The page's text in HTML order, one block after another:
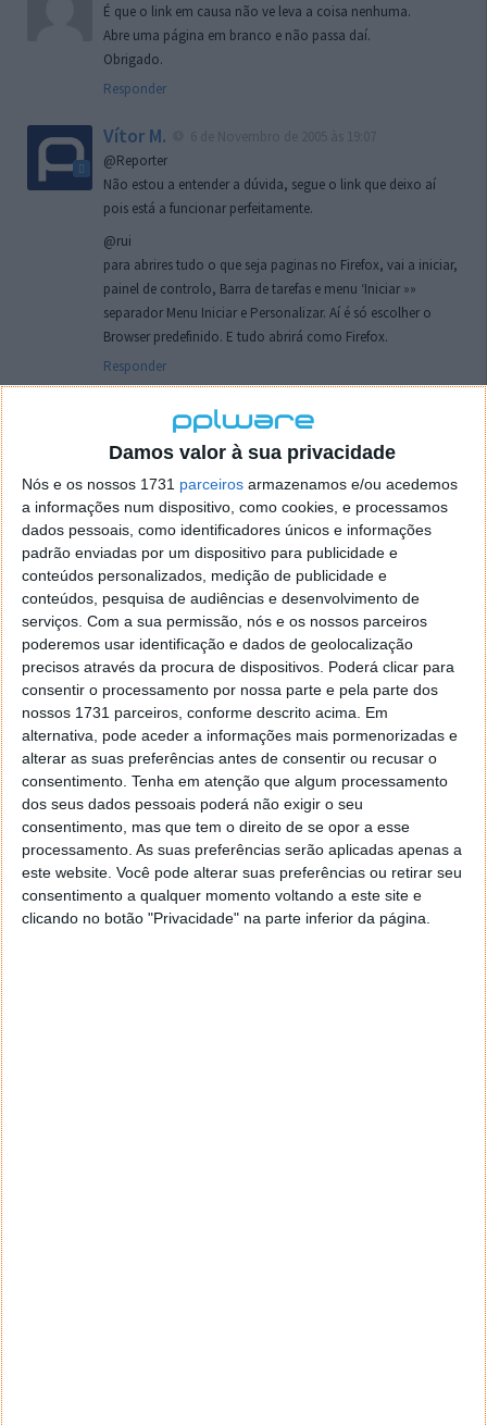
Damos valor à sua privacidade
Nós e os nossos 1731 parceiros armazenamos e/ou acedemos
a informações num dispositivo, como cookies, e processamos
dados pessoais, como identificadores únicos e informações
padrão enviadas por um dispositivo para publicidade e
conteúdos personalizados, medição de publicidade e
conteúdos, pesquisa de audiências e desenvolvimento de
serviços. Com a sua permissão, nós e os nossos parceiros
poderemos usar identificação e dados de geolocalização
precisos através da procura de dispositivos. Poderá clicar para
consentir o processamento por nossa parte e pela parte dos
nossos 1731 parceiros, conforme descrito acima. Em
alternativa, pode aceder a informações mais pormenorizadas e
alterar as suas preferências antes de consentir ou recusar o
consentimento. Tenha em atenção que algum processamento
dos seus dados pessoais poderá não exigir o seu
consentimento, mas que tem o direito de se opor a esse
processamento. As suas preferências serão aplicadas apenas a
este website. Você pode alterar suas preferências ou retirar seu
consentimento a qualquer momento voltando a este site e
clicando no botão "Privacidade" na parte inferior da página.
É que o link em causa não ve leva a coisa nenhuma.
Abre uma página em branco e não passa daí.
Obrigado.
Responder
Vítor M.
@Reporter
Não estou a entender a dúvida, segue o link que deixo aí
pois está a funcionar perfeitamente.
@rui
para abrires tudo o que seja paginas no Firefox, vai a iniciar,
painel de controlo, Barra de tarefas e menu ‘Iniciar »»
separador Menu Iniciar e Personalizar. Aí é só escolher o
Browser predefinido. E tudo abrirá como Firefox.
Responder
7 de Novembro de 2005 às 02:26
Boas outra vez. Desculpa tar te a chatear mas na
localizaçao referida n se encontra la nada k me permita por
o firefox como browser predefenido
Ja percorri o painel
de control tudo e nada. Tou a comecar a desesperar, ate ja
tentei apagar o explorer na tentativa de forçar o uso do
firefox mas em vao. Kaso te lembres de outra dica fico
agradecido, caso contrario obrigado a mesma
Responder
Vítor M.
7 de Novembro de 2005 às 01:39
Desculpa mas o link funciona. Seja como for segue por mail
o MSn Messenger 8.
Responder
Vítor M.
7 de Novembro de 2005 às 11:21
@Rui
Tens de encontrar o que te falei. Faz da seguinte maneira,
janela iniciar e no topo dessa janela com o botão direito do
rato faz propriedades. Depois no separador Menu ‘Iniciar’
clica no botão ‘Personalizar’ aí encontrarás no separador